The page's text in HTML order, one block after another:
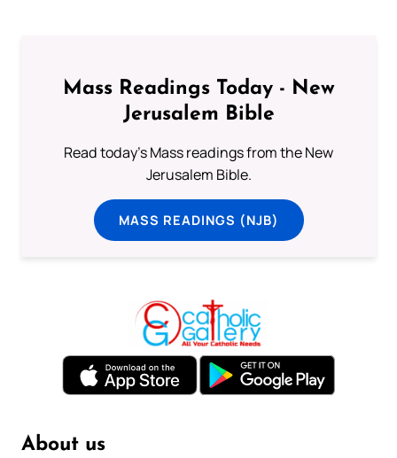
Mass Readings Today - New
Jerusalem Bible
Read today's Mass readings from the New
Jerusalem Bible.
MASS READINGS (NJB)
About us